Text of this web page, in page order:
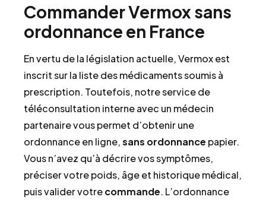
Commander Vermox sans
ordonnance en France
En vertu de la législation actuelle, Vermox est
inscrit sur la liste des médicaments soumis à
prescription. Toutefois, notre service de
téléconsultation interne avec un médecin
partenaire vous permet d’obtenir une
ordonnance en ligne,sans ordonnance papier.
Vous n’avez qu’à décrire vos symptômes,
préciser votre poids, âge et historique médical,
puis valider votrecommande. L’ordonnance